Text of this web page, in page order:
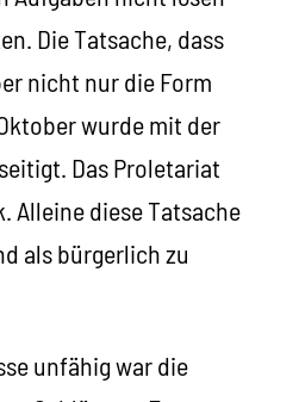
Die Tatsache, dass
nicht nur die Form
wurde mit der
Das Proletariat
Alleine diese Tatsache
als bürgerlich zu
unfähig war die